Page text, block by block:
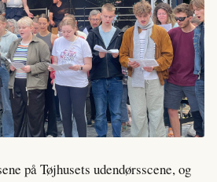
på Tøjhusets udendørsscene, og